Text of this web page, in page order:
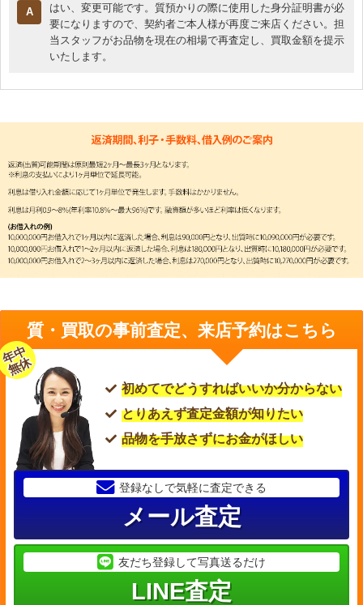
と足を運ぶ価値はあったと思います。駐車場もあったた
め、車でも行きやすかったです。困ったらまたお願いした
いです。
はい、変更可能です。質預かりの際に使用した身分証明書が必
要になりますので、契約者ご本人様が再度ご来店ください。担
当スタッフがお品物を現在の相場で再査定し、買取金額を提示
いたします。
質・買取の事前査定、来店予約はこちら
年中
無休
初めてでどうすればいいか分からない
とりあえず査定金額が知りたい
品物を手放さずにお金がほしい
登録なしで気軽に査定できる
メール査定
友だち登録して写真送るだけ
LINE査定